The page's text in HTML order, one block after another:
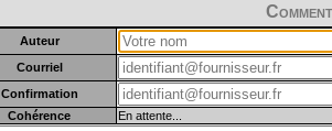
Auteur
Courriel
Confirmation
Cohérence
En attente...